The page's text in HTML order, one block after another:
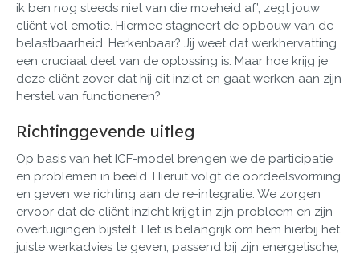
ik ben nog steeds niet van die moeheid af’, zegt jouw
cliënt vol emotie. Hiermee stagneert de opbouw van de
belastbaarheid. Herkenbaar? Jij weet dat werkhervatting
een cruciaal deel van de oplossing is. Maar hoe krijg je
deze cliënt zover dat hij dit inziet en gaat werken aan zijn
herstel van functioneren?
Richtinggevende uitleg
Op basis van het ICF-model brengen we de participatie
en problemen in beeld. Hieruit volgt de oordeelsvorming
en geven we richting aan de re-integratie. We zorgen
ervoor dat de cliënt inzicht krijgt in zijn probleem en zijn
overtuigingen bijstelt. Het is belangrijk om hem hierbij het
juiste werkadvies te geven, passend bij zijn energetische,